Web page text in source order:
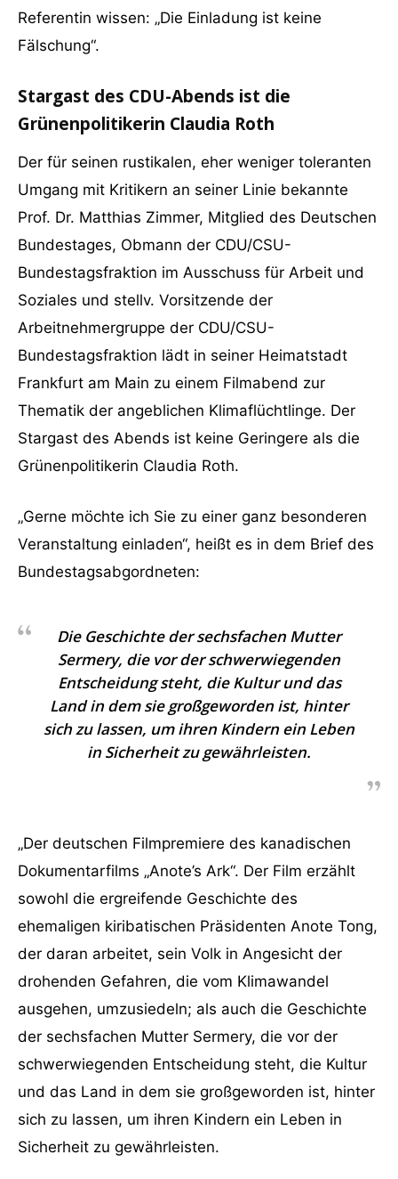
Referentin wissen: „Die Einladung ist keine
Fälschung“.
Stargast des CDU-Abends ist die
Grünenpolitikerin Claudia Roth
Der für seinen rustikalen, eher weniger toleranten
Umgang mit Kritikern an seiner Linie bekannte
Prof. Dr. Matthias Zimmer, Mitglied des Deutschen
Bundestages, Obmann der CDU/CSU-
Bundestagsfraktion im Ausschuss für Arbeit und
Soziales und stellv. Vorsitzende der
Arbeitnehmergruppe der CDU/CSU-
Bundestagsfraktion lädt in seiner Heimatstadt
Frankfurt am Main zu einem Filmabend zur
Thematik der angeblichen Klimaflüchtlinge. Der
Stargast des Abends ist keine Geringere als die
Grünenpolitikerin Claudia Roth.
„Gerne möchte ich Sie zu einer ganz besonderen
Veranstaltung einladen“, heißt es in dem Brief des
Bundestagsabgordneten:
Die Geschichte der sechsfachen Mutter
Sermery, die vor der schwerwiegenden
Entscheidung steht, die Kultur und das
Land in dem sie großgeworden ist, hinter
sich zu lassen, um ihren Kindern ein Leben
in Sicherheit zu gewährleisten.
„Der deutschen Filmpremiere des kanadischen
Dokumentarfilms „Anote’s Ark“. Der Film erzählt
sowohl die ergreifende Geschichte des
ehemaligen kiribatischen Präsidenten Anote Tong,
der daran arbeitet, sein Volk in Angesicht der
drohenden Gefahren, die vom Klimawandel
ausgehen, umzusiedeln; als auch die Geschichte
der sechsfachen Mutter Sermery, die vor der
schwerwiegenden Entscheidung steht, die Kultur
und das Land in dem sie großgeworden ist, hinter
sich zu lassen, um ihren Kindern ein Leben in
Sicherheit zu gewährleisten.